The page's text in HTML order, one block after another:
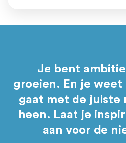
Je bent
groeien. En je
gaat met de juiste
heen. Laat je
aan voor de